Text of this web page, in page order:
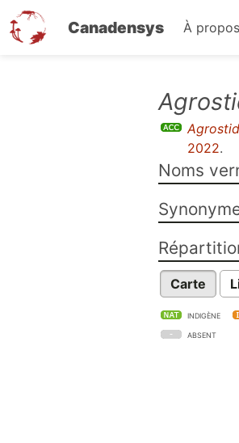
Canadensys À propos
2022.
Noms
Carte
INDIGÈNE
ABSENT